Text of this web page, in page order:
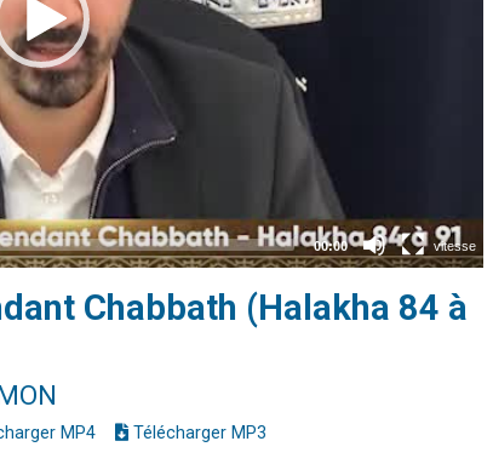
Chabbath (Halakha 84 à
MP4 Télécharger MP3